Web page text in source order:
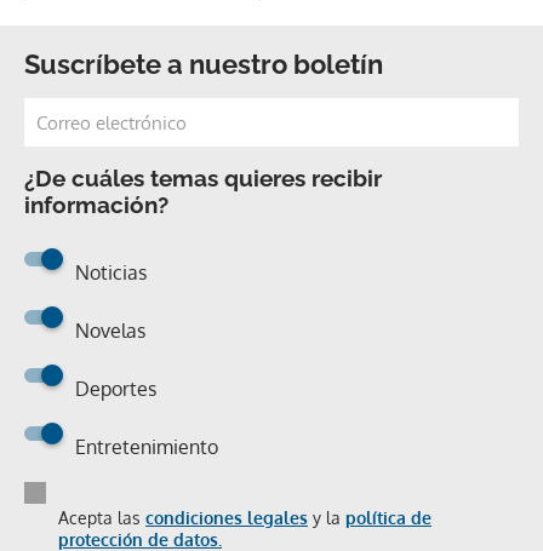
Suscríbete a nuestro boletín
¿De cuáles temas quieres recibir
información?
Noticias
Novelas
Deportes
Entretenimiento
Acepta las condiciones legales y la política de
protección de datos.